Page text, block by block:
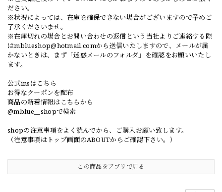
ださい。
※状況によっては、在庫を確保できない場合がございますので予めご
了承くださいませ。
※在庫切れの場合とお問い合わせの返信という当社よりご連絡する際
はmblueshop@hotmail.comから送信いたしますので、メールが届
かないときは、まず「迷惑メールのフォルダ」を確認をお願いいたし
ます。
公式insはこちら
お得なクーポンを配布
商品の新着情報はこちらから
@mblue__shopで検索
shopの注意事項をよく読んでから、ご購入お願い致します。
（注意事項はトップ画面のABOUTからご確認下さい。）
この商品をアプリで見る